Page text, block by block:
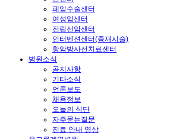
폐암수술센터
여성암센터
전립선암센터
인터벤션센터(중재시술)
항암방사선치료센터
병원소식
공지사항
기타소식
언론보도
채용정보
오늘의 식단
자주묻는질문
진료 안내 영상